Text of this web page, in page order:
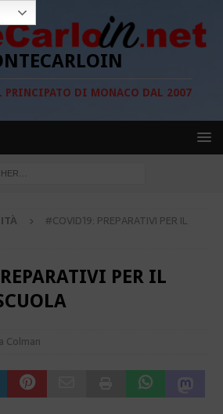
DI MONACO DAL 2007
#COVID19: PREPARATIVI PER IL
PER IL
Colman